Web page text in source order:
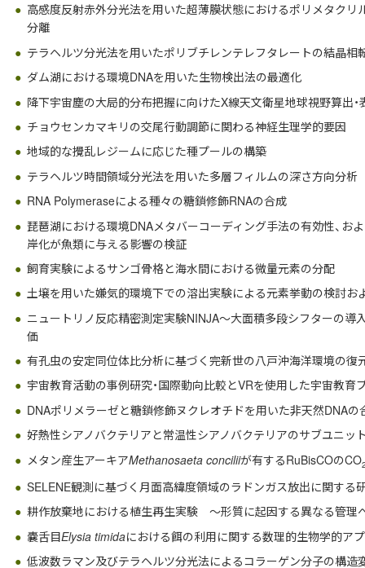
高感度反射赤外分光法を用いた超薄膜状態におけるポリメタク
分離
テラヘルツ分光法を用いたポリブチレンテレフタレートの結晶相
ダム湖における環境DNAを用いた生物検出法の最適化
降下宇宙塵の大局的分布把握に向けたX線天文衛星地球視野算出
チョウセンカマキリの交尾行動調節に関わる神経生理学的要因
地域的な攪乱レジームに応じた種プールの構築
テラヘルツ時間領域分光法を用いた多層フィルムの深さ方向分析
RNA Polymeraseによる種々の糖鎖修飾RNAの合成
琵琶湖における環境DNAメタバーコーディング手法の有効性、お
岸化が魚類に与える影響の検証
飼育実験によるサンゴ骨格と海水間における微量元素の分配
土壌を用いた嫌気的環境下での溶出実験による元素挙動の検討お
ニュートリノ反応精密測定実験NINJA～大面積多段シフターの導
価
有孔虫の安定同位体比分析に基づく完新世の八戸沖海洋環境の復
宇宙教育活動の事例研究・国際動向比較とVRを使用した宇宙教育
DNAポリメラーゼと糖鎖修飾ヌクレオチドを用いた非天然DNA
好熱性シアノバクテリアと常温性シアノバクテリアのサブユニッ
メタン産生アーキアMethanosaeta conciliiが有するRuBisCOのCO
SELENE観測に基づく月面高緯度領域のラドンガス放出に関する
耕作放棄地における植生再生実験 ～形質に起因する異なる管理
嚢舌目Elysia timidaにおける餌の利用に関する数理的生物学的ア
低波数ラマン及びテラヘルツ分光法によるコラーゲン分子の構造